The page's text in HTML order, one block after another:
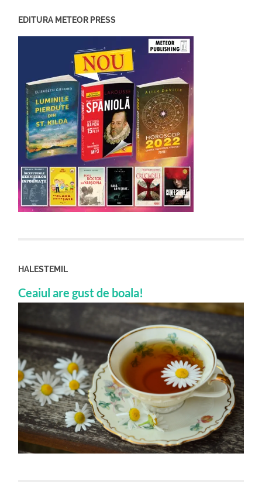
EDITURA METEOR PRESS
HALESTEMIL
Ceaiul are gust de boala!